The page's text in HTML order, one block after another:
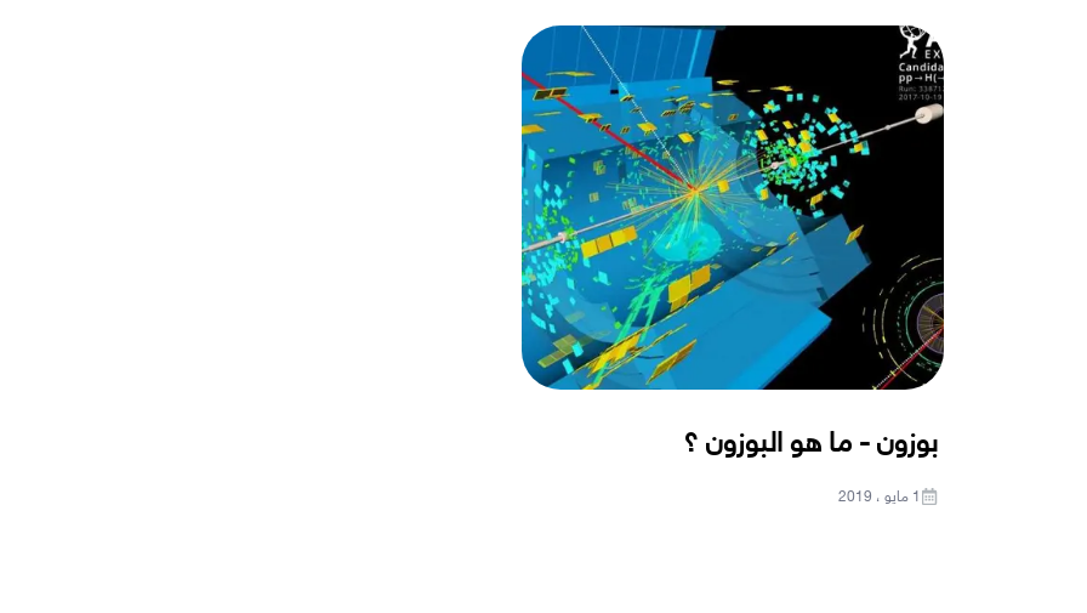
بوزون - ما هو البوزون ؟
1 مايو ، 2019